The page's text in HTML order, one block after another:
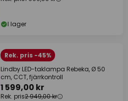
I lager
Rek. pris -45%
Lindby LED-taklampa Rebeka, Ø 50
cm, CCT, fjärrkontroll
1 599,00 kr
Rek. pris2 949,00 kr